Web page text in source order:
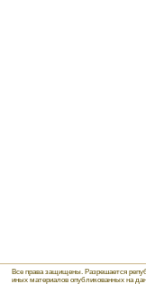
Все права защищены. Разрешается
иных материалов опубликованных на